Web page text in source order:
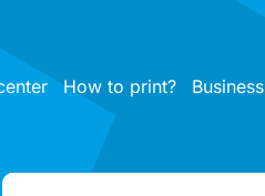
How to print? Business